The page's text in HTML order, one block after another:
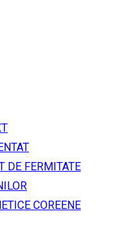
DE FERMITATE
COREENE